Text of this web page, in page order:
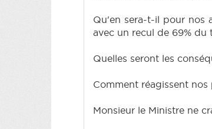
Qu'en sera-t-il pour nos
avec un recul de 69%
Quelles seront les
Comment réagissent
Monsieur le Ministre ne